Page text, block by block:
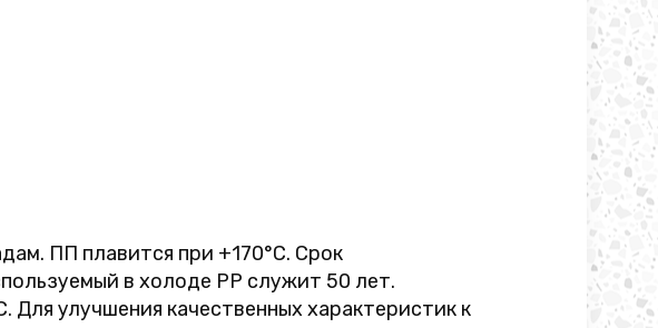
ПП плавится при +170°C. Срок
в холоде PP служит 50 лет.
улучшения качественных характеристик к